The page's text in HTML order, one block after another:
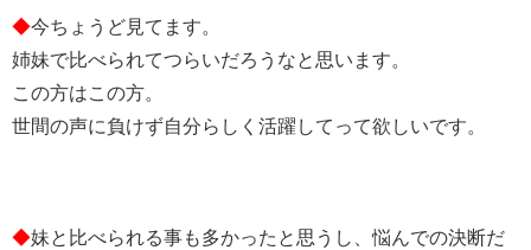
◆今ちょうど見てます。
姉妹で比べられてつらいだろうなと思います。
この方はこの方。
世間の声に負けず自分らしく活躍してって欲しいです。
◆妹と比べられる事も多かったと思うし、悩んでの決断だ